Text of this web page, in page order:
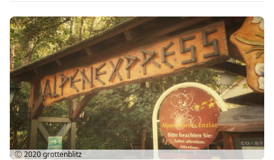
Ⓒ 2020grottenblitz